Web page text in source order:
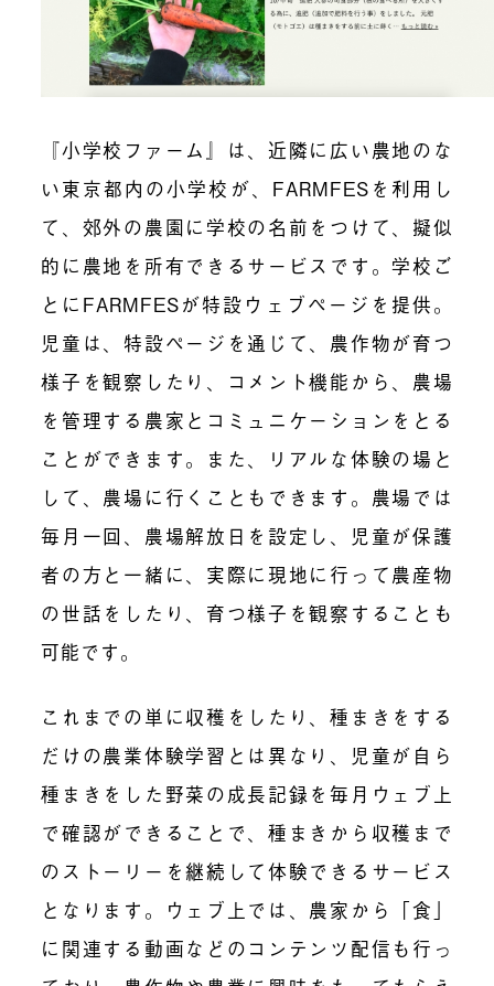
『小学校ファーム』は、近隣に広い農地のな
い東京都内の小学校が、 FARMFES を利用し
て、郊外の農園に学校の名前をつけて、擬似
的に農地を所有できるサービスです。学校ご
とに FARMFESが特設ウェブページを提供。
児童は、特設ページを通じて、農作物が育つ
様子を観察したり、コメント機能から、農場
を管理する農家とコミュニケーションをとる
ことができます。また、リアルな体験の場と
して、農場に行くこともできます。農場では
毎月一回、農場解放日を設定し、児童が保護
者の方と一緒に、実際に現地に行って農産物
の世話をしたり、育つ様子を観察することも
可能です。
これまでの単に収穫をしたり、種まきをする
だけの農業体験学習とは異なり、児童が自ら
種まきをした野菜の成長記録を毎月ウェブ上
で確認ができることで、種まきから収穫まで
のストーリーを継続して体験できるサービス
となります。ウェブ上では、農家から「食」
に関連する動画などのコンテンツ配信も行っ